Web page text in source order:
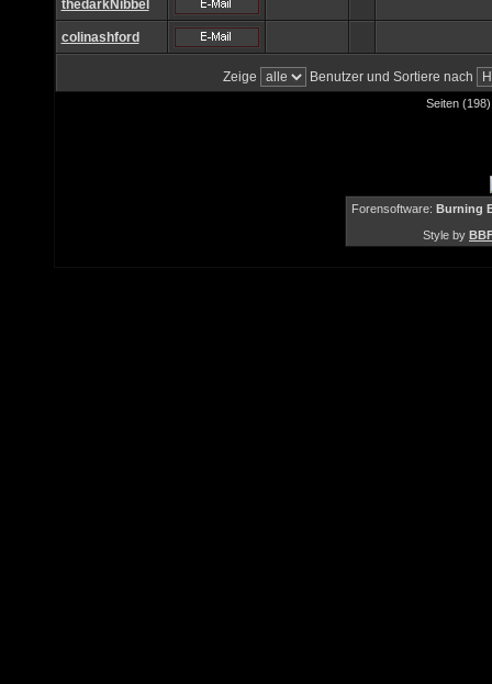
thedarkNibbel
colinashford
Zeige Benutzer und Sortiere nach
Seiten
Forensoftware: Burning
Style by